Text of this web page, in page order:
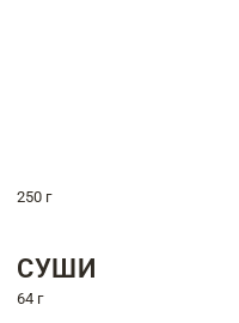
250 г
СУШИ
64 г